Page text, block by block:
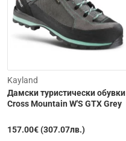
Kayland
Дамски туристически обувки
Cross Mountain W'S GTX Grey
157.00€ (307.07лв.)